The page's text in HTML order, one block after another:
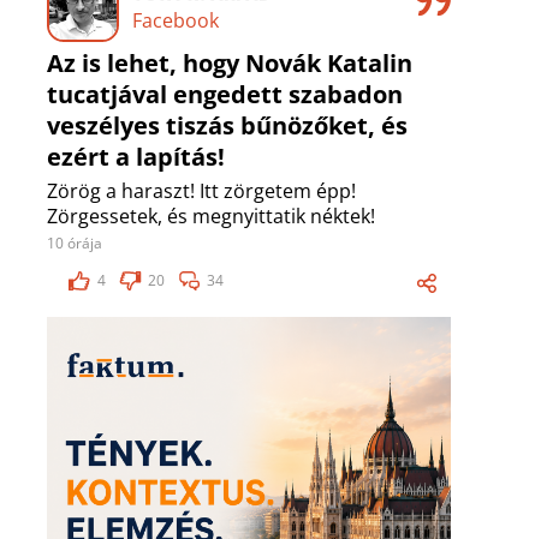
Facebook
Az is lehet, hogy Novák Katalin
tucatjával engedett szabadon
veszélyes tiszás bűnözőket, és
ezért a lapítás!
Zörög a haraszt! Itt zörgetem épp!
Zörgessetek, és megnyittatik néktek!
10 órája
4
20 34